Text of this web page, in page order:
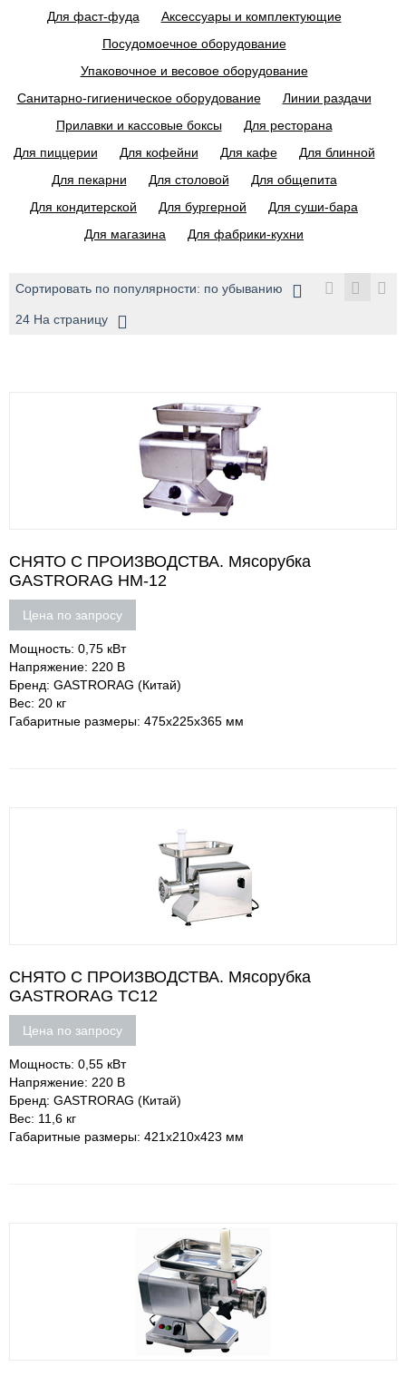
Для фаст-фуда
Аксессуары и комплектующие
Посудомоечное оборудование
Упаковочное и весовое оборудование
Санитарно-гигиеническое оборудование
Линии раздачи
Прилавки и кассовые боксы
Для ресторана
Для пиццерии
Для кофейни Для кафе
Для блинной
Для пекарни
Для столовой
Для общепита
Для кондитерской
Для бургерной
Для суши-бара
Для магазина
Для фабрики-кухни
Сортировать по популярности: по убыванию
24 На страницу
СНЯТО С ПРОИЗВОДСТВА. Мясорубка
GASTRORAG HM-12
Цена по запросу
Мощность: 0,75 кВт
Напряжение: 220 В
Бренд: GASTRORAG (Китай)
Вес: 20 кг
Габаритные размеры: 475х225х365 мм
СНЯТО С ПРОИЗВОДСТВА. Мясорубка
GASTRORAG TC12
Цена по запросу
Мощность: 0,55 кВт
Напряжение: 220 В
Бренд: GASTRORAG (Китай)
Вес: 11,6 кг
Габаритные размеры: 421х210х423 мм